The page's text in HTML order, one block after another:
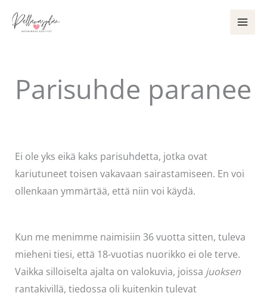
sisältöön
Parisuhde paranee
Ei ole yks eikä kaks parisuhdetta, jotka ovat
kariutuneet toisen vakavaan sairastamiseen. En voi
ollenkaan ymmärtää, että niin voi käydä.
Kun me menimme naimisiin 36 vuotta sitten, tuleva
mieheni tiesi, että 18-vuotias nuorikko ei ole terve.
Vaikka silloiselta ajalta on valokuvia, joissa juoksen
rantakivillä, tiedossa oli kuitenkin tulevat